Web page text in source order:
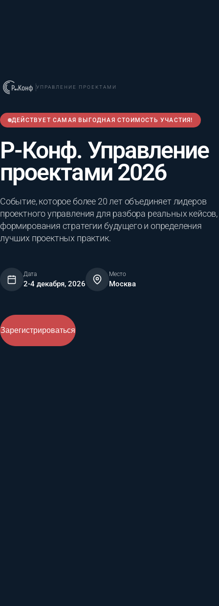
УПРАВЛЕНИЕ ПРОЕКТАМИ
ДЕЙСТВУЕТ САМАЯ ВЫГОДНАЯ СТОИМОСТЬ УЧАСТИЯ!
Р-Конф. Управление
проектами 2026
Событие, которое более 20 лет объединяет лидеров
проектного управления для разбора реальных кейсов,
формирования стратегии будущего и определения
лучших проектных практик.
Дата
2-4 декабря, 2026
Место
Москва
Зарегистрироваться